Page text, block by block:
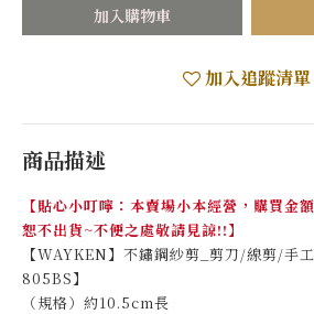
加入購物車
加入追蹤清單
商品描述
【貼心小叮嚀：本賣場小本經營，購買金
恕不出貨~不便之處敬請見諒!!】
【WAYKEN】不鏽鋼紗剪_剪刀/線剪/手
805BS】
（規格）約10.5cm長